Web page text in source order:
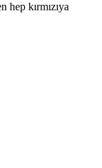
hep kırmızıya